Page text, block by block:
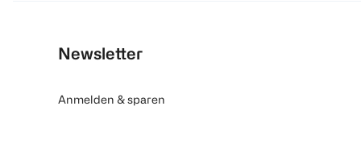
Newsletter
Anmelden & sparen